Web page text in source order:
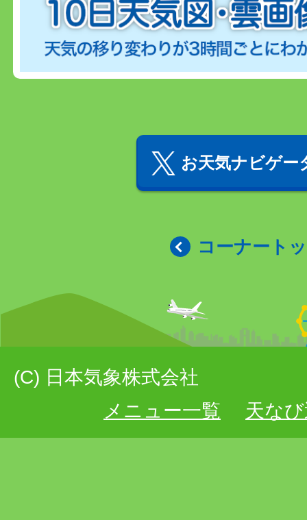
お天気ナビゲー
コーナート
(C) 日本気象株式会社
メニュー一覧
天な